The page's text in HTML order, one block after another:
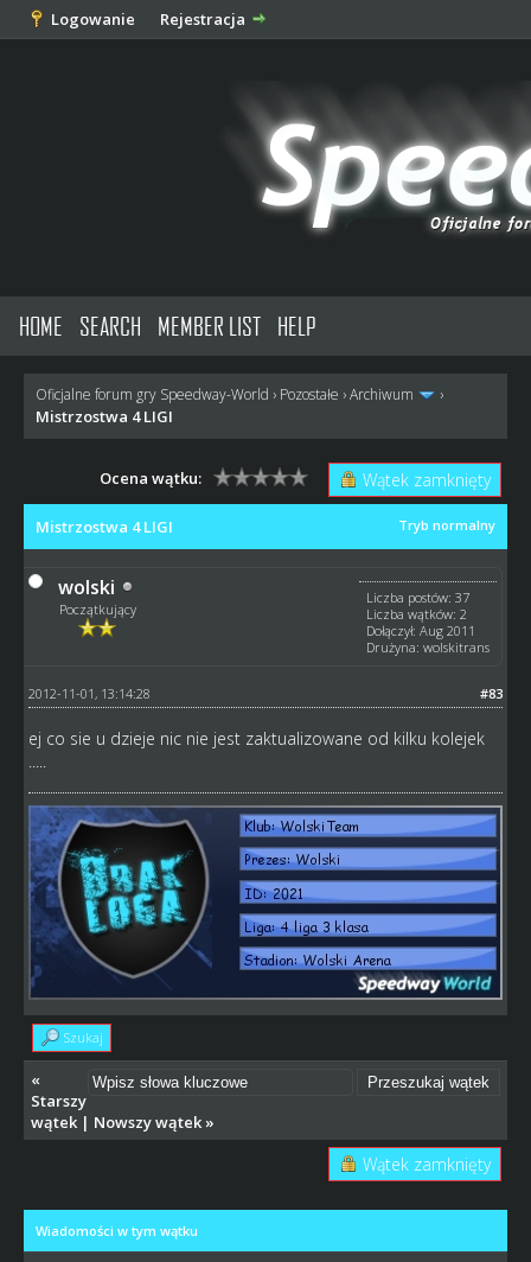
Logowanie Rejestracja
HOME SEARCH MEMBER LIST HELP
Oficjalne forum gry Speedway-World › Pozostałe ›Archiwum ›
Mistrzostwa 4 LIGI
Wątek zamknięty
Ocena wątku:
Tryb normalny
Mistrzostwa 4 LIGI
wolski
Początkujący
Liczba postów: 37
Liczba wątków: 2
Dołączył: Aug 2011
Drużyna: wolskitrans
#83
2012-11-01, 13:14:28
ej co sie u dzieje nic nie jest zaktualizowane od kilku kolejek
Szukaj
«
Starszy
wątek| Nowszy wątek»
Wątek zamknięty
Wiadomości w tym wątku